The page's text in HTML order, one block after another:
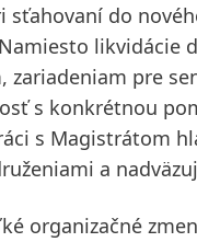
sťahovaní do
likvidácie
zariadeniam pre
s konkrétnou
s Magistrátom
a
organizačné